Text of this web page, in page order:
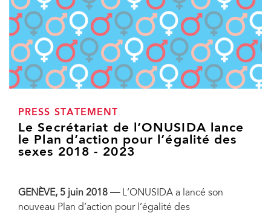
PRESS STATEMENT
Le Secrétariat de l’ONUSIDA lance
le Plan d’action pour l’égalité des
sexes 2018 - 2023
GENÈVE, 5 juin 2018 —L’ONUSIDA a lancé son
nouveau Plan d’action pour l’égalité des